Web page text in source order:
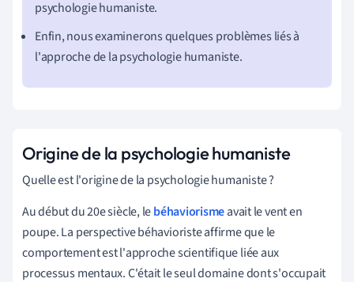
psychologie humaniste.
Enfin, nous examinerons quelques problèmes liés à
l'approche de la psychologie humaniste.
Origine de la psychologie humaniste
Quelle est l'origine de la psychologie humaniste ?
Au début du 20e siècle, lebéhaviorismeavait le vent en
poupe. La perspective béhavioriste affirme que le
comportement est l'approche scientifique liée aux
processus mentaux. C'était le seul domaine dont s'occupait